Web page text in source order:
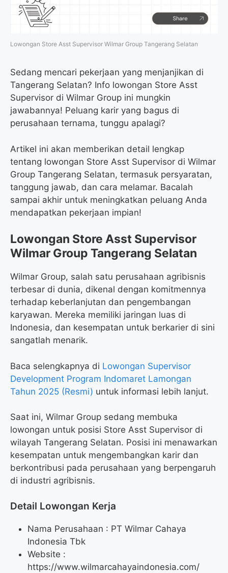
Lowongan Store Asst Supervisor Wilmar Group Tangerang Selatan
Sedang mencari pekerjaan yang menjanjikan di
Tangerang Selatan? Info lowongan Store Asst
Supervisor di Wilmar Group ini mungkin
jawabannya! Peluang karir yang bagus di
perusahaan ternama, tunggu apalagi?
Artikel ini akan memberikan detail lengkap
tentang lowongan Store Asst Supervisor di Wilmar
Group Tangerang Selatan, termasuk persyaratan,
tanggung jawab, dan cara melamar. Bacalah
sampai akhir untuk meningkatkan peluang Anda
mendapatkan pekerjaan impian!
Lowongan Store Asst Supervisor
Wilmar Group Tangerang Selatan
Wilmar Group, salah satu perusahaan agribisnis
terbesar di dunia, dikenal dengan komitmennya
terhadap keberlanjutan dan pengembangan
karyawan. Mereka memiliki jaringan luas di
Indonesia, dan kesempatan untuk berkarier di sini
sangatlah menarik.
Baca selengkapnya di Lowongan Supervisor
Development Program Indomaret Lamongan
Tahun 2025 (Resmi) untuk informasi lebih lanjut.
Saat ini, Wilmar Group sedang membuka
lowongan untuk posisi Store Asst Supervisor di
wilayah Tangerang Selatan. Posisi ini menawarkan
kesempatan untuk mengembangkan karir dan
berkontribusi pada perusahaan yang berpengaruh
di industri agribisnis.
Detail Lowongan Kerja
Nama Perusahaan : PT Wilmar Cahaya
Indonesia Tbk
Website :
https://www.wilmarcahayaindonesia.com/